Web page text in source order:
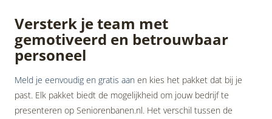
Versterk je team met
gemotiveerd en betrouwbaar
personeel
Meld je eenvoudig en gratis aan en kies het pakket dat bij je
past. Elk pakket biedt de mogelijkheid om jouw bedrijf te
presenteren op Seniorenbanen.nl. Het verschil tussen de